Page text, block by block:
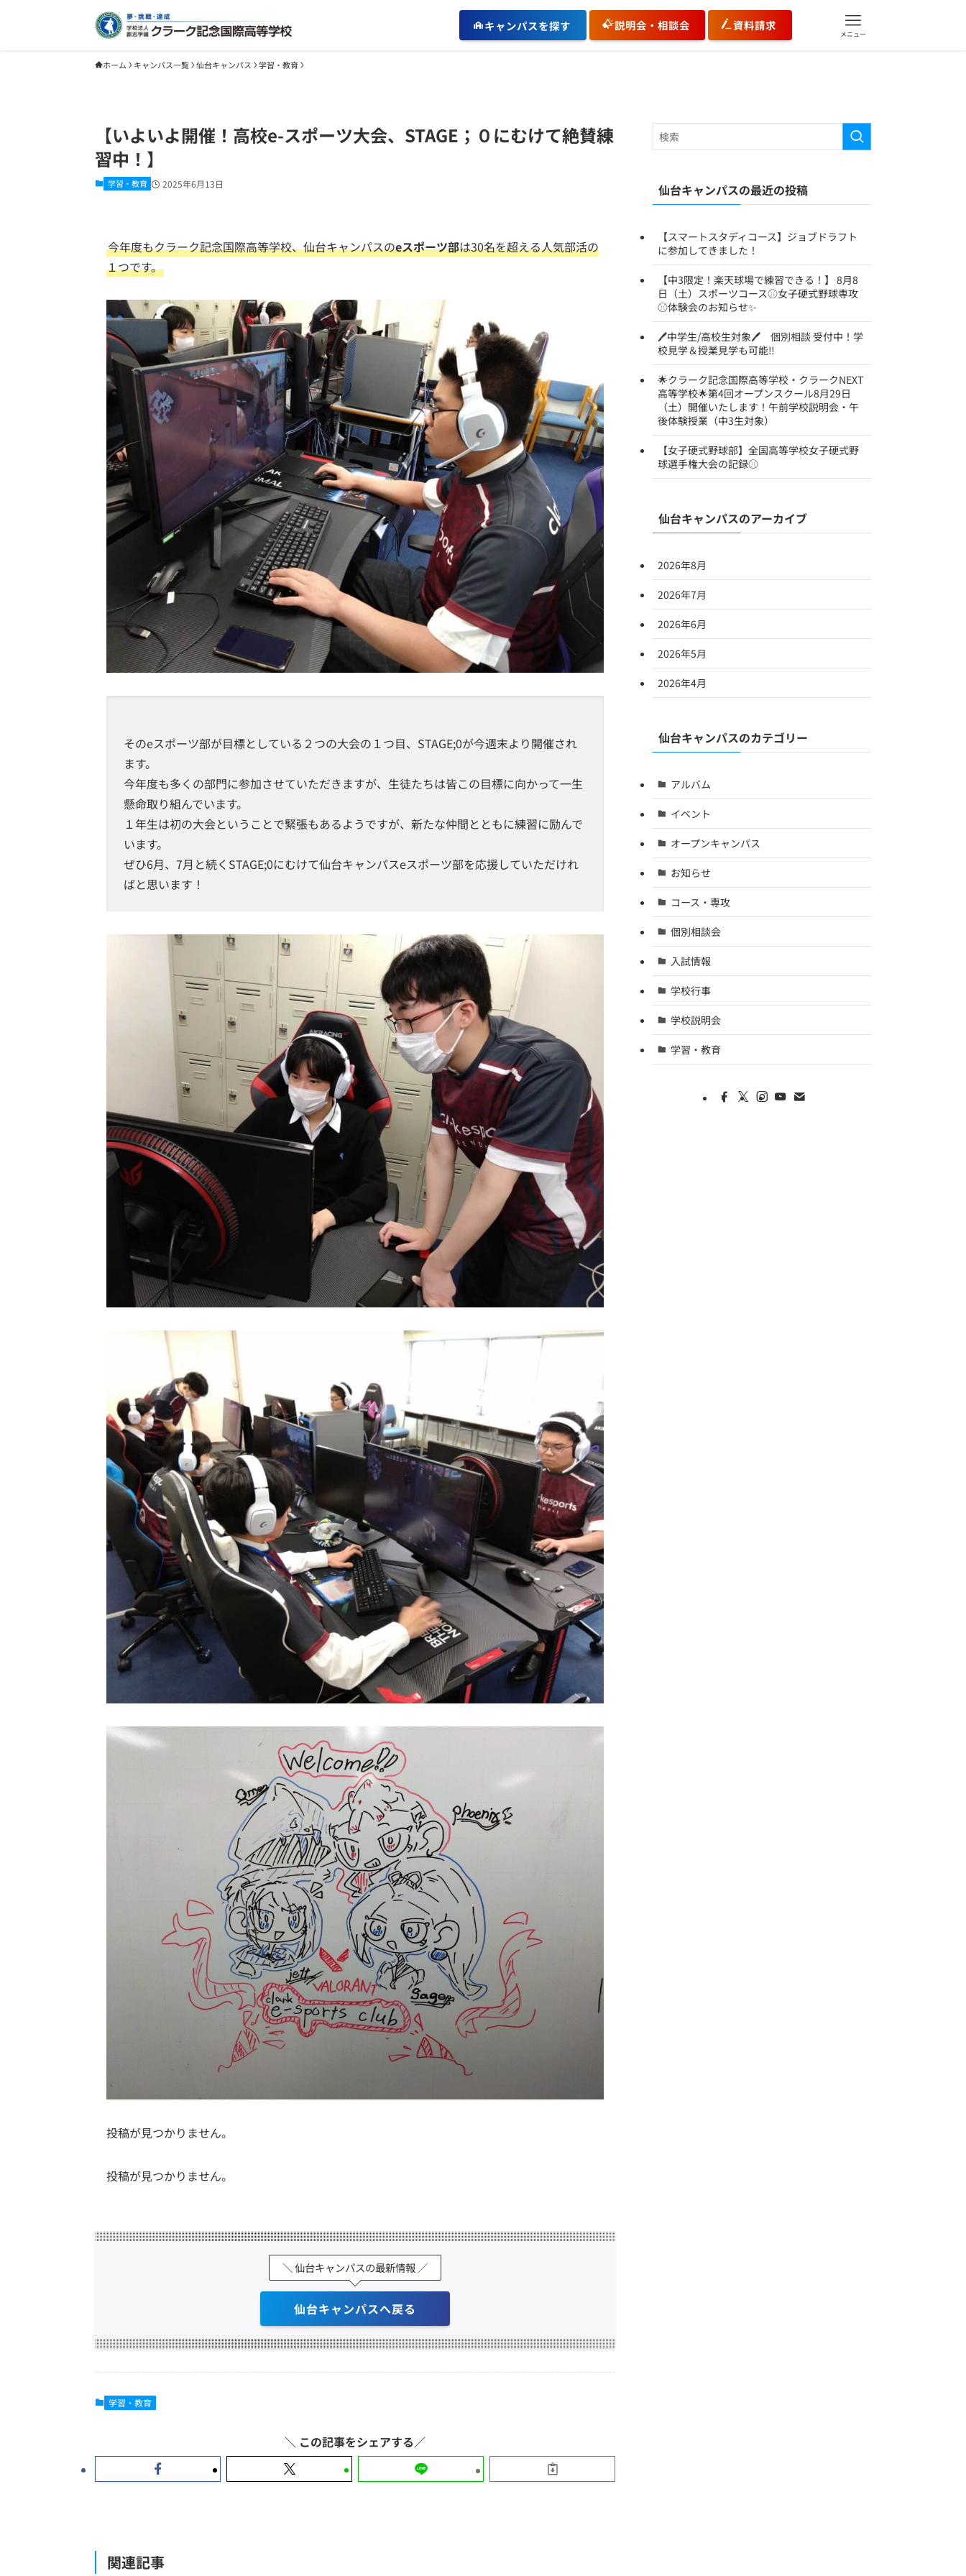
キャンパスを探す 説明会・相談会 資料請求
メニュー
ホーム キャンパス一覧 仙台キャンパス 学習・教育
【いよいよ開催！高校e-スポーツ大会、STAGE；０にむけて絶賛練
習中！】
学習・教育 2025年6月13日
今年度もクラーク記念国際高等学校、仙台キャンパスのeスポーツ部は30名を超える人気部活の
１つです。
そのeスポーツ部が目標としている２つの大会の１つ目、STAGE;0が今週末より開催され
ます。
今年度も多くの部門に参加させていただきますが、生徒たちは皆この目標に向かって一生
懸命取り組んでいます。
１年生は初の大会ということで緊張もあるようですが、新たな仲間とともに練習に励んで
います。
ぜひ6月、7月と続くSTAGE;0にむけて仙台キャンパスeスポーツ部を応援していただけれ
ばと思います！
投稿が見つかりません。
投稿が見つかりません。
＼ 仙台キャンパスの最新情報 ／
仙台キャンパスへ戻る
学習・教育
関連記事
仙台キャンパスの最近の投稿
【スマートスタディコース】ジョブドラフト
に参加してきました！
【中3限定！楽天球場で練習できる！】 8月8
日（土）スポーツコース⚾女子硬式野球専攻
⚾体験会のお知らせ✨
🖊中学生/高校生対象🖊 個別相談 受付中！学
校見学＆授業見学も可能‼
🌟クラーク記念国際高等学校・クラークNEXT
高等学校🌟第4回オープンスクール8月29日
（土）開催いたします！午前学校説明会・午
後体験授業（中3生対象）
【女子硬式野球部】全国高等学校女子硬式野
球選手権大会の記録⚾
仙台キャンパスのアーカイブ
2026年8月
2026年7月
2026年6月
2026年5月
2026年4月
仙台キャンパスのカテゴリー
アルバム
イベント
オープンキャンパス
お知らせ
コース・専攻
個別相談会
入試情報
学校行事
学校説明会
学習・教育